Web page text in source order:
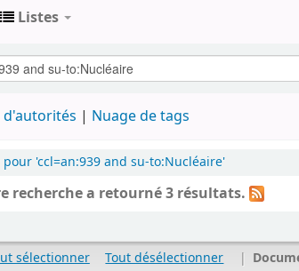
Listes
d'autorités Nuage de tags
'ccl=an:939 and su-to:Nucléaire'
recherche a retourné 3 résultats.
sélectionner Tout désélectionner |